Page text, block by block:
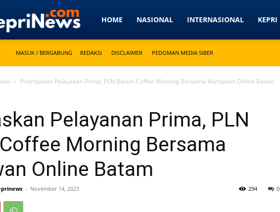
Detikkeprinews.com
HOME NASIONAL INTERNASIONAL KEPRI
MASUK / BERGABUNG REDAKSI DISCLAIMER PEDOMAN MEDIA SIBER
Prioritaskan Pelayanan Prima, PLN Batam Coffee Morning Bersama Wartawan Online Batam
Pelayanan Prima, PLN
Morning Bersama
Online Batam
- November 14, 2023 0
294